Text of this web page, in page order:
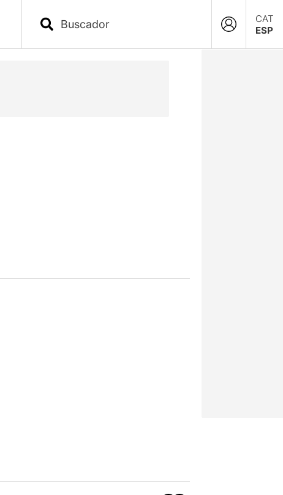
CAT
ESP